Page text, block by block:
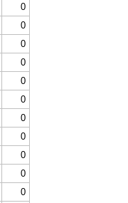
0
0
0
0
0
0
0
0
0
0
0